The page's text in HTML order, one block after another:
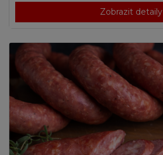
Zobrazit detaily